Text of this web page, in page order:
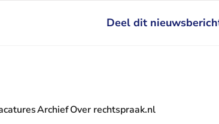
Deel dit
verlaat Rechtspraak.nl
ArchiefOver rechtspraak.nl